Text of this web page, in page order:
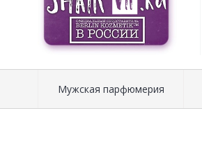
Мужская парфюмерия